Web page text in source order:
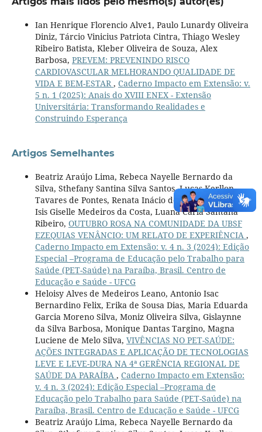
Ian Henrique Florencio Alve1, Paulo Lunardy Oliveira
Diniz, Tárcio Vinicius Patriota Cintra, Thiago Wesley
Ribeiro Batista, Kleber Oliveira de Souza, Alex
Barbosa, PREVEM: PREVENINDO RISCO
CARDIOVASCULAR MELHORANDO QUALIDADE DE
VIDA E BEM-ESTAR, Caderno Impacto em Extensão: v.
5 n. 1 (2025): Anais do XVIII ENEX - Extensão
Universitária: Transformando Realidades e
Construindo Esperança
Artigos Semelhantes
Beatriz Araújo Lima, Rebeca Nayelle Bernardo da
Silva, Sthefany Santina Silva Santos, Lucas Kerllon
Tavares de Pontes, Renata Inácio de Andrade Silva,
Isis Giselle Medeiros da Costa, Luana Carla Santana
Ribeiro, OUTUBRO ROSA NA COMUNIDADE DA UBSF
EZEQUIAS VENÂNCIO: UM RELATO DE EXPERIÊNCIA ,
Caderno Impacto em Extensão: v. 4 n. 3 (2024): Edição
Especial –Programa de Educação pelo Trabalho para
Saúde (PET-Saúde) na Paraíba, Brasil. Centro de
Educação e Saúde - UFCG
Heloisy Alves de Medeiros Leano, Antonio Isac
Bernardino Felix, Erika de Sousa Dias, Maria Eduarda
Garcia Moreno Silva, Moniz Oliveira Silva, Gislaynne
da Silva Barbosa, Monique Dantas Targino, Magna
Luciene de Melo Silva, VIVÊNCIAS NO PET-SAÚDE:
AÇÕES INTEGRADAS E APLICAÇÃO DE TECNOLOGIAS
LEVE E LEVE-DURA NA 4ª GERÊNCIA REGIONAL DE
SAÚDE DA PARAÍBA , Caderno Impacto em Extensão:
v. 4 n. 3 (2024): Edição Especial –Programa de
Educação pelo Trabalho para Saúde (PET-Saúde) na
Paraíba, Brasil. Centro de Educação e Saúde - UFCG
Beatriz Araújo Lima, Rebeca Nayelle Bernardo da